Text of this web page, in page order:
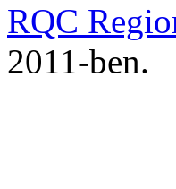
RQC
2011-ben.